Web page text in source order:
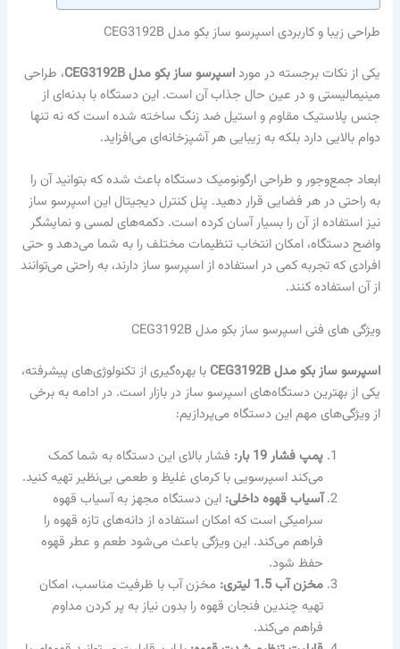
طراحی زیبا و کاربردی اسپرسو ساز بکو مدل CEG3192B
یکی از نکات برجسته در مورداسپرسو ساز بکو مدل CEG3192B
، طراحی
مینیمالیستی و در عین حال جذاب آن است. این دستگاه با بدنه‌ای از
جنس پلاستیک مقاوم و استیل ضد زنگ ساخته شده است که نه تنها
دوام بالایی دارد بلکه به زیبایی هر آشپزخانه‌ای می‌افزاید.
ابعاد جمع‌وجور و طراحی ارگونومیک دستگاه باعث شده که بتوانید آن را
به راحتی در هر فضایی قرار دهید. پنل کنترل دیجیتال این اسپرسو ساز
نیز استفاده از آن را بسیار آسان کرده است. دکمه‌های لمسی و نمایشگر
واضح دستگاه، امکان انتخاب تنظیمات مختلف را به شما می‌دهد و حتی
افرادی که تجربه کمی در استفاده از اسپرسو ساز دارند، به راحتی می‌توانند
از آن استفاده کنند.
ویژگی های فنی اسپرسو ساز بکو مدل CEG3192B
اسپرسو ساز بکو مدل CEG3192B
با بهره‌گیری از تکنولوژی‌های پیشرفته،
یکی از بهترین دستگاه‌های اسپرسو ساز در بازار است. در ادامه به برخی
از ویژگی‌های مهم این دستگاه می‌پردازیم:
پمپ فشار 19 بار:
فشار بالای این دستگاه به شما کمک
می‌کند اسپرسویی با کرمای غلیظ و طعمی بی‌نظیر تهیه کنید.
آسیاب قهوه داخلی: این دستگاه مجهز به آسیاب قهوه
سرامیکی است که امکان استفاده از دانه‌های تازه قهوه را
فراهم می‌کند. این ویژگی باعث می‌شود طعم و عطر قهوه
حفظ شود.
مخزن آب 1.5 لیتری:
مخزن آب با ظرفیت مناسب، امکان
تهیه چندین فنجان قهوه را بدون نیاز به پر کردن مداوم
فراهم می‌کند.